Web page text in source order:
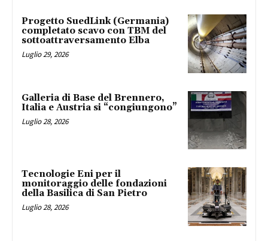
Progetto SuedLink (Germania)
completato scavo con TBM del
sottoattraversamento Elba
Luglio 29, 2026
Galleria di Base del Brennero,
Italia e Austria si “congiungono”
Luglio 28, 2026
Tecnologie Eni per il
monitoraggio delle fondazioni
della Basilica di San Pietro
Luglio 28, 2026